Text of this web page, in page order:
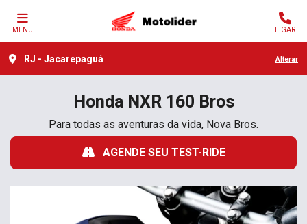
MENU LIGAR
RJ - Jacarepaguá Alterar
HondaNXR 160 Bros
Para todas as aventuras da vida, Nova Bros.
AGENDE SEU TEST-RIDE